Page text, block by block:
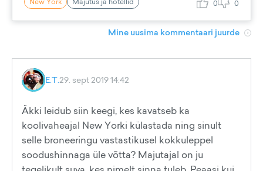
0 0
Mine uusima kommentaari juurde
E.T.29. sept 2019 14:42
Äkki leidub siin keegi, kes kavatseb ka
koolivaheajal New Yorki külastada ning sinult
selle broneeringu vastastikusel kokkuleppel
soodushinnaga üle võtta? Majutajal on ju